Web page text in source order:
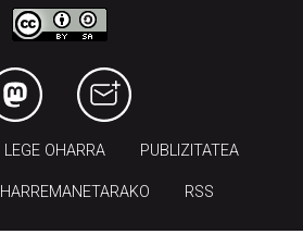
LEGE OHARRA PUBLIZITATEA
HARREMANETARAKO RSS